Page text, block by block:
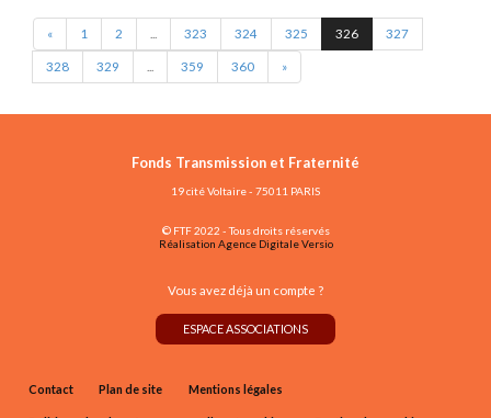
« 1 2 323 324 325 326 327
328 329 359 360 »
Fonds Transmission et Fraternité
19 cité Voltaire - 75011 PARIS
© FTF 2022 - Tous droits réservés
Réalisation Agence Digitale Versio
Vous avez déjà un compte ?
ESPACE ASSOCIATIONS
Contact Plan de site Mentions légales